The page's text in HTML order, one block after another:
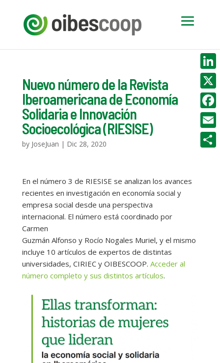
Nuevo número de la Revista
Iberoamericana de Economía
Solidaria e Innovación
Socioecológica (RIESISE)
by JoseJuan | Dic 28, 2020
En el número 3 de RIESISE se analizan los avances
recientes en investigación en economía social y
empresa social desde una perspectiva
internacional. El número está coordinado por
Carmen
Guzmán Alfonso y Rocío Nogales Muriel, y el mismo
incluye 10 artículos de expertos de distintas
universidades, CIRIEC y OIBESCOOP. Acceder al
número completo y sus distintos artículos.
X
Email